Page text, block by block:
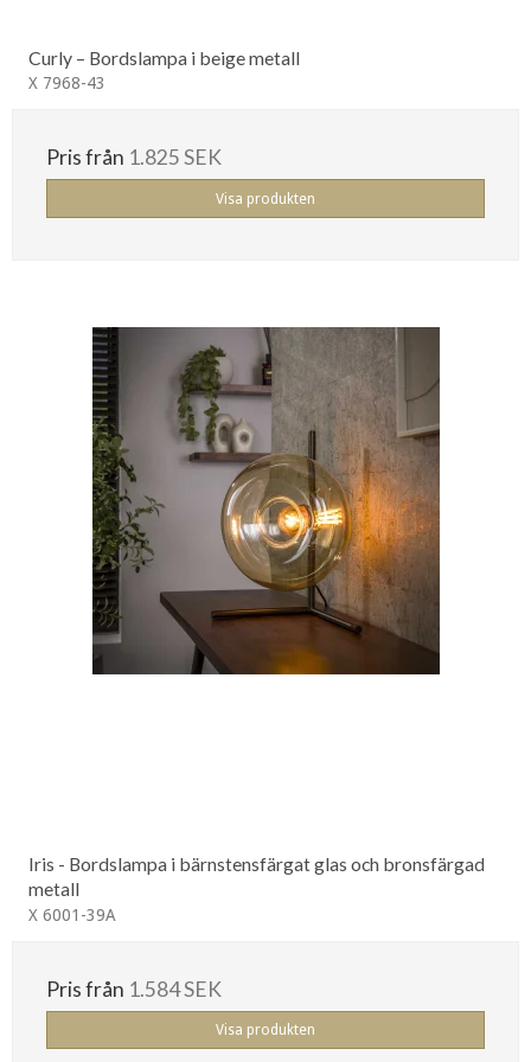
Curly – Bordslampa i beige metall
X 7968-43
Pris från 1.825 SEK
Visa produkten
Iris - Bordslampa i bärnstensfärgat glas och bronsfärgad
metall
X 6001-39A
Pris från 1.584 SEK
Visa produkten